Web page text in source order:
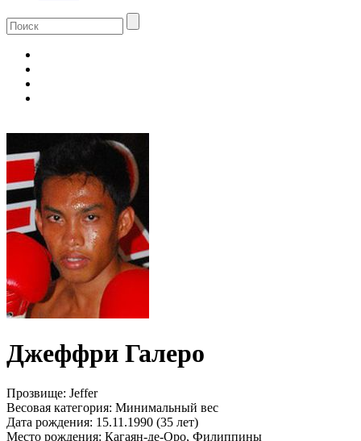
Джеффри Галеро
Прозвище: Jeffer
Весовая категория: Минимальный вес
Дата рождения: 15.11.1990 (35 лет)
Место рождения: Кагаян-де-Оро, Филиппины